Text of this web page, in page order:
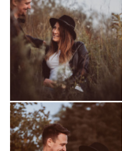
fotografii
Zobrazit
fotografii